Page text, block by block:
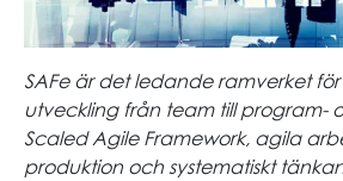
SAFe är det ledande ramverket
utveckling från team till program-
Scaled Agile Framework, agila
produktion och systematiskt